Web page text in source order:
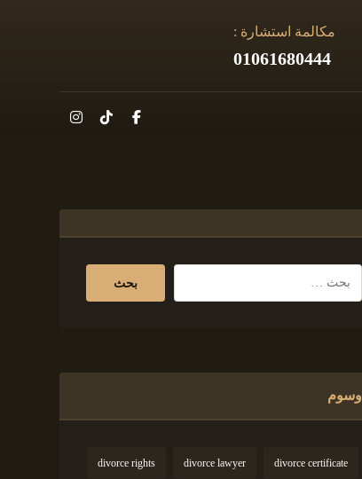
مكالمة استشارة :
01061680444
وسوم
divorce certificate
divorce lawyer
divorce rights